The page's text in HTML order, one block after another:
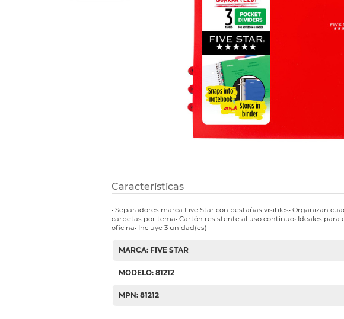
Refuerzos para carpeta
Características
• Separadores marca Five Star con pestañas visibles• Organizan
carpetas por tema• Cartón resistente al uso continuo• Ideales para
oficina• Incluye 3 unidad(es)
MARCA: FIVE STAR
MODELO: 81212
MPN: 81212